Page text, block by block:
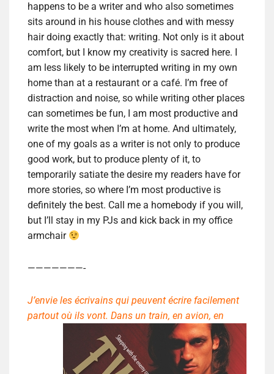
happens to be a writer and who also sometimes
sits around in his house clothes and with messy
hair doing exactly that: writing. Not only is it about
comfort, but I know my creativity is sacred here. I
am less likely to be interrupted writing in my own
home than at a restaurant or a café. I’m free of
distraction and noise, so while writing other places
can sometimes be fun, I am most productive and
write the most when I’m at home. And ultimately,
one of my goals as a writer is not only to produce
good work, but to produce plenty of it, to
temporarily satiate the desire my readers have for
more stories, so where I’m most productive is
definitely the best. Call me a homebody if you will,
but I’ll stay in my PJs and kick back in my office
armchair
———————-
J’envie les écrivains qui peuvent écrire facilement
partout où ils vont. Dans un train, en avion, en